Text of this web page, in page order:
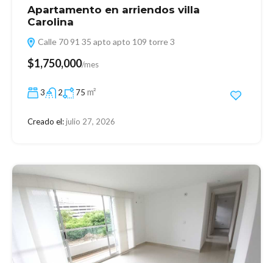
Apartamento en arriendos villa
Carolina
Calle 70 91 35 apto apto 109 torre 3
$1,750,000/mes
3 2 75 m²
Creado el:julio 27, 2026